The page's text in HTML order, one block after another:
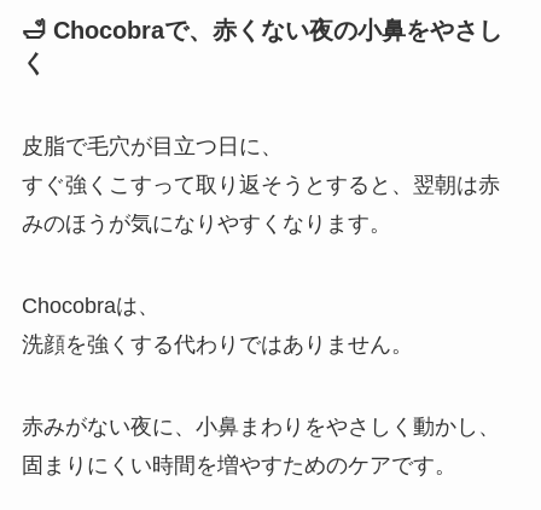
🛁 Chocobraで、赤くない夜の小鼻をやさし
く
皮脂で毛穴が目立つ日に、
すぐ強くこすって取り返そうとすると、翌朝は赤
みのほうが気になりやすくなります。
Chocobraは、
洗顔を強くする代わりではありません。
赤みがない夜に、小鼻まわりをやさしく動かし、
固まりにくい時間を増やすためのケアです。